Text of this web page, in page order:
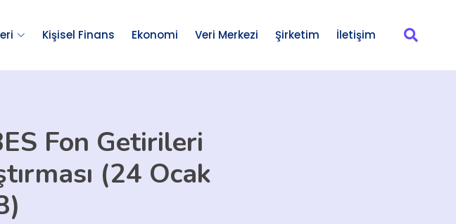
Kişisel Finans Ekonomi Veri Merkezi Şirketim İletişim
Fon Getirileri
(24 Ocak